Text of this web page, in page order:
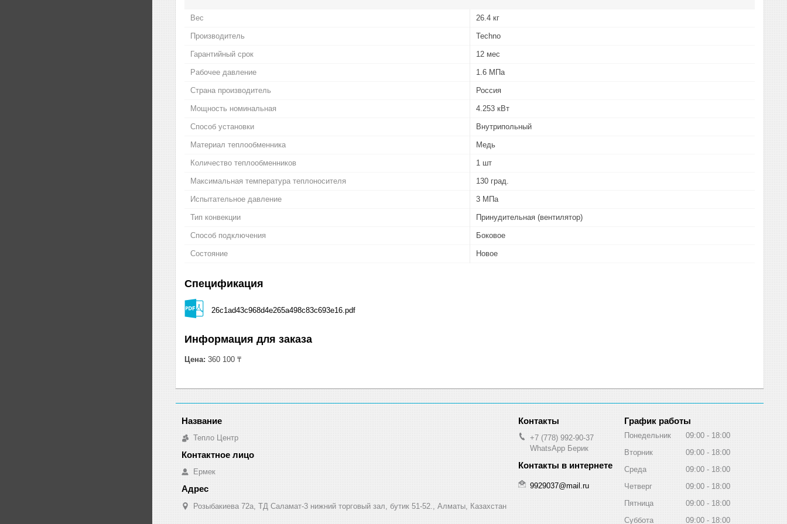
Вес 26.4 кг
Производитель Techno
Гарантийный срок 12 мес
Рабочее давление 1.6 МПа
Страна производитель Россия
Мощность номинальная 4.253 кВт
Способ установки Внутрипольный
Материал теплообменника Медь
Количество теплообменников 1 шт
Максимальная температура теплоносителя 130 град.
Испытательное давление 3 МПа
Тип конвекции Принудительная (вентилятор)
Способ подключения Боковое
Состояние Новое
Спецификация
26c1ad43c968d4e265a498c83c693e16.pdf
Информация для заказа
Цена: 360 100 ₸
Тепло Центр
Ермек
Розыбакиева 72а, ТД Саламат-3 нижний торговый зал, бутик 51-52., Алматы, Казахстан
+7 (778) 992-90-37
WhatsApp Берик
9929037@mail.ru
График работы
Понедельник 09:00
18:00
Вторник
09:00
18:00
Среда
09:00
18:00
Четверг
09:00
18:00
Пятница
09:00
18:00
Суббота
09:00 18:00